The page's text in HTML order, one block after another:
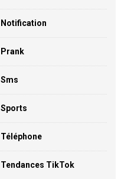
Notification
Prank
Sms
Sports
Téléphone
Tendances TikTok